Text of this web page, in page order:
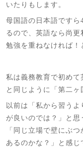
いたりもします。
母国語の日本語ですら
るので、英語なら尚
勉強を重ねなければ！
私は義務教育で初めて
と同じように「第二ヶ
以前は「私から習う
が良いのでは？」と
「同じ立場で壁にぶ
あるのかな？」と感じ